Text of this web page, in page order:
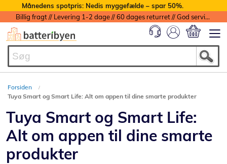
Månedens spotpris: Nedis myggefælde – spar 50%.
Billig fragt // Levering 1-2 dage // 60 dages returret // God service med garanti
Forsiden
Tuya Smart og Smart Life: Alt om appen til dine smarte produkter
Tuya Smart og Smart Life:
Alt om appen til dine smarte
produkter